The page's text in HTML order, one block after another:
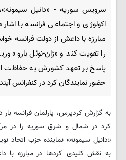
سرویس سوریه - «دانیل
اکولوژی و اجتماعی فرانسه با
مبارزه با داعش از دولت فرانسه
را تقویت کند و «ژان-نوئل بارو»
پاسخ بر تعهد کشورش به حفاظت
حضور نمایندگان کرد در کنفرانس
به گزارش کردپرس، پارلمان فرانسه
کرد در شمال و شرق سوریه را در
«دانیل سیمونه» نماینده حزب اتحاد
به نقش کلیدی کردها در مبارزه با